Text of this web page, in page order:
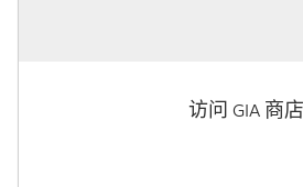
访问 GIA 商店